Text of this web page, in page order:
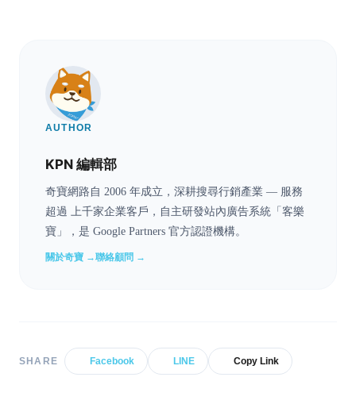
AUTHOR
KPN 編輯部
奇寶網路自 2006 年成立，深耕搜尋行銷產業 — 服務
超過 上千家企業客戶，自主研發站內廣告系統「客樂
寶」，是 Google Partners 官方認證機構。
關於奇寶 →聯絡顧問 →
SHARE Facebook LINE Copy Link